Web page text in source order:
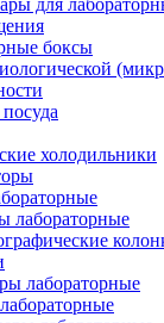
для
боксы
холодильники
лабораторные
лабораторные